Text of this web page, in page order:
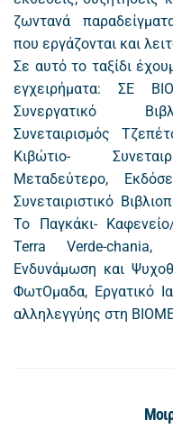
ζωντανά
που εργάζονται και
Σε αυτό το ταξίδι
εγχειρήματα: ΣΕ
Συνεργατικό
Συνεταιρισμός
Κιβώτιο-
Mεταδεύτερο,
Συνεταιριστικό
Το Παγκάκι-
Terra Verde-chania,
Ενδυνάμωση και
ΦωτΟμαδα, Εργατικό
αλληλεγγύης στη